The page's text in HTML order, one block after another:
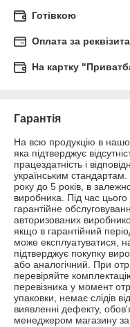
Готівкою
Оплата за
На картку
Гарантія
На всю продукцію в
яка підтверджує
працездатність і
українським стандартам.
року до 5 років, в
виробника. Під час
гарантійне
авторизованих
якщо в гарантійний
може експлуатуватися,
підтверджує покупку
або аналогічний. При
перевіряйте
перевізника у момент
упаковки, немає слідів
виявленні дефекту,
менеджером магазину